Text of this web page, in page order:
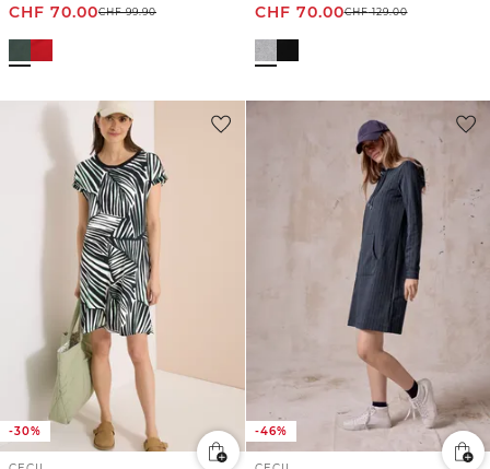
CHF 70.00CHF99.90
CHF 70.00CHF129.00
-30% -46%